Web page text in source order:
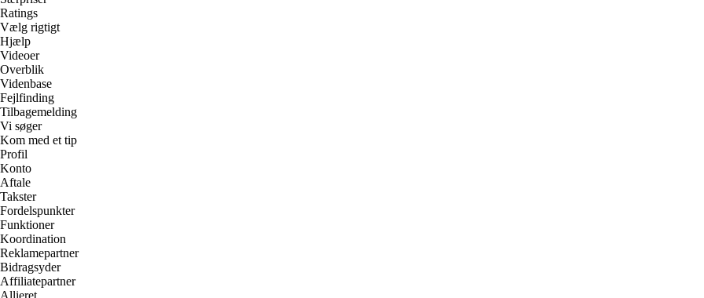
Ratings
Vælg rigtigt
Hjælp
Videoer
Overblik
Videnbase
Fejlfinding
Tilbagemelding
Vi søger
Kom med et tip
Profil
Konto
Aftale
Takster
Fordelspunkter
Funktioner
Koordination
Reklamepartner
Bidragsyder
Affiliatepartner
Allieret